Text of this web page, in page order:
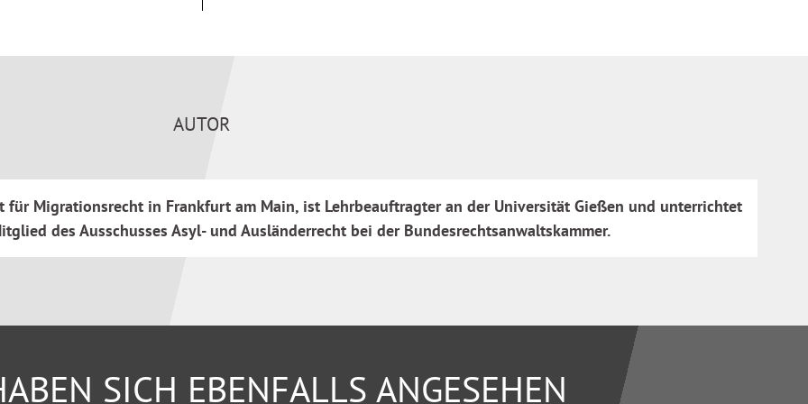
Aufenthaltsrecht:
sonstigen Helferkreisen
AUTOR
für Migrationsrecht in Frankfurt am Main, ist Lehrbeauftragter an der Universität Gießen und unterrichtet
des Ausschusses Asyl- und Ausländerrecht bei der Bundesrechtsanwaltskammer.
SICH EBENFALLS ANGESEHEN